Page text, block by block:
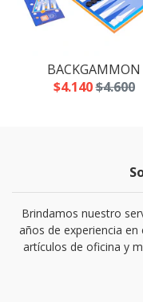
BACKGAMMON
$4.140$4.600
Brindamos nuestro
años de experiencia
artículos de oficina y